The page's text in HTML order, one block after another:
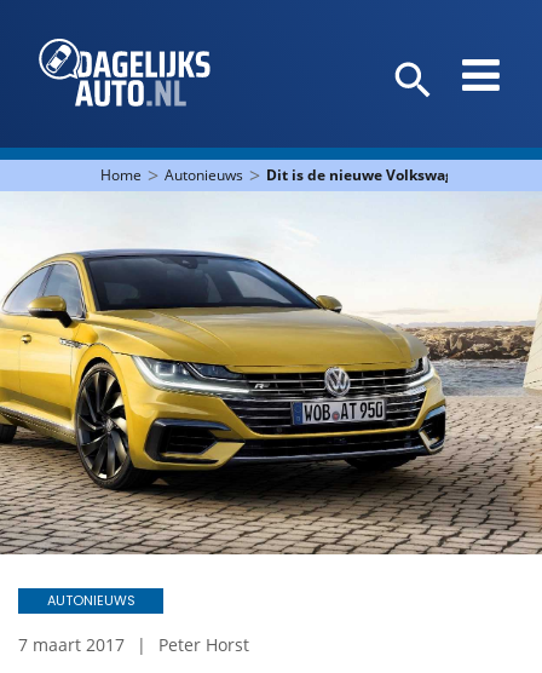
Home > Autonieuws > Dit is de nieuwe Volkswagen Arteon
AUTONIEUWS
7 maart 2017 Peter Horst